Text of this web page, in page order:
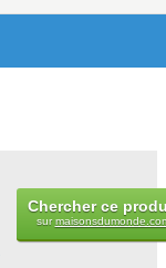
Chercher ce
sur